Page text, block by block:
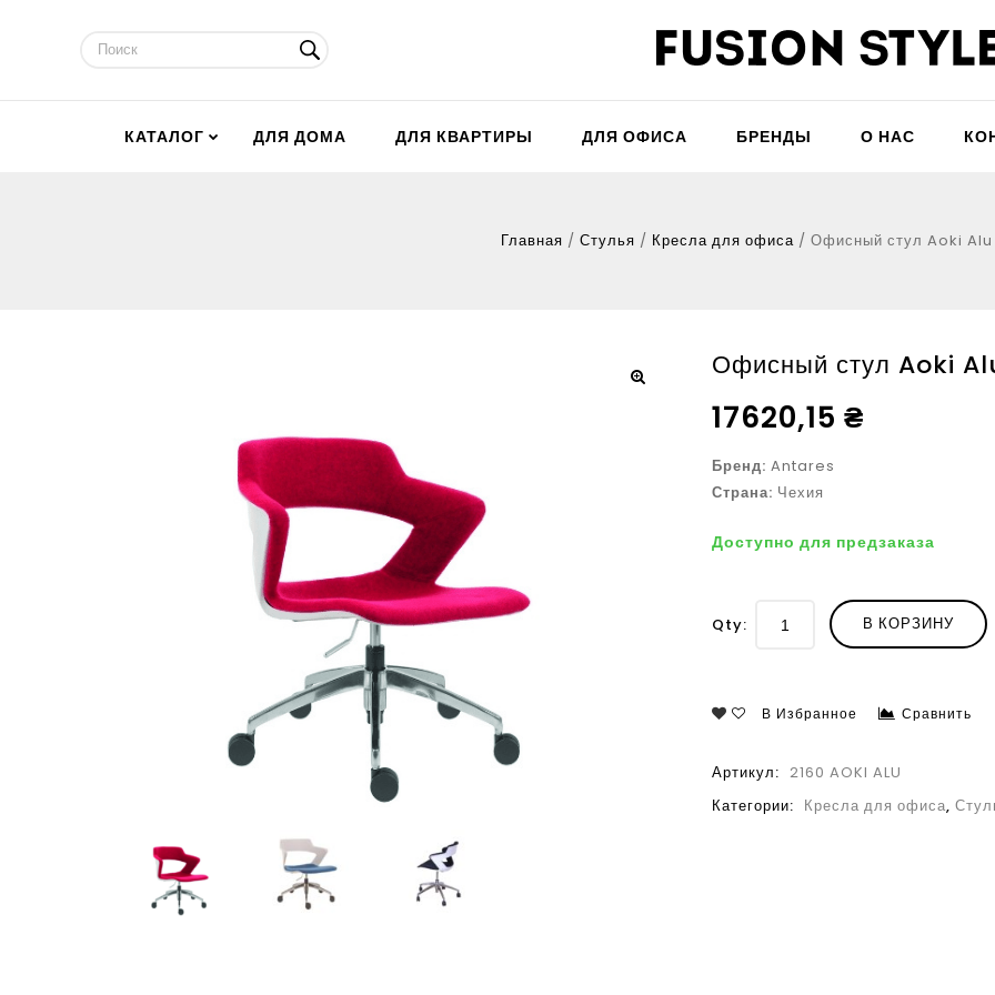
КАТАЛОГ ДЛЯ ДОМА ДЛЯ КВАРТИРЫ ДЛЯ ОФИСА БРЕНДЫ О НАС
Главная / Стулья / Кресла для офиса/ Офисный стул Aoki Alu
Офисный стул Aoki
17620,15 ₴
Бренд: Antares
Страна: Чехия
Доступно для предзаказа
Qty: В КОРЗИНУ
В Избранное Сравнить
Артикул: 2160 AOKI ALU
Категории: Кресла для офиса,